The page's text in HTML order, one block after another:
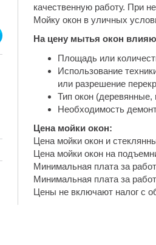
качественную работу. При
Мойку окон в уличных
На цену мытья окон
Площадь или
Использование
или разрешение
Тип окон
Необходимость
Цена мойки окон:
Цена мойки окон и
Цена мойки окон на
Минимальная плата за
Минимальная плата за
Цены не включают налог с